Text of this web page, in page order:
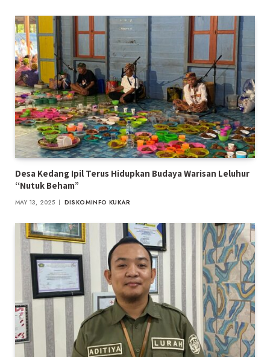
Desa Kedang Ipil Terus Hidupkan Budaya Warisan Leluhur
“Nutuk Beham”
MAY 13, 2025 DISKOMINFO KUKAR